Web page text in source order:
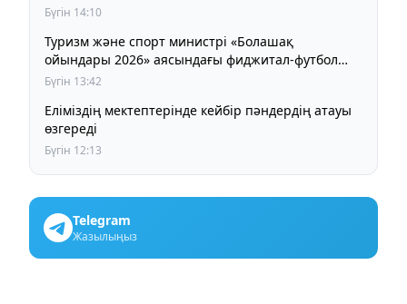
Бүгін 14:10
Туризм және спорт министрі «Болашақ
ойындары 2026» аясындағы фиджитал-футбол
жарысына қатысты
Бүгін 13:42
Еліміздің мектептерінде кейбір пәндердің атауы
өзгереді
Бүгін 12:13
Telegram
Жазылыңыз